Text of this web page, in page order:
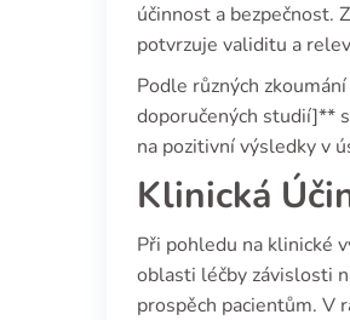
účinnost a bezpečnost.
potvrzuje validitu a
Podle různých
doporučených studií]**
na pozitivní výsledky v
Klinická
Při pohledu na klinické
oblasti léčby závislosti
prospěch pacientům. V